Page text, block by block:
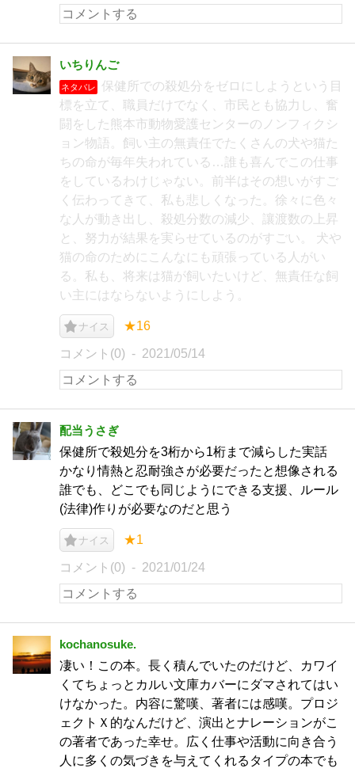
いちりんご
ネタバレ
保健所での殺処分をゼロにしようという目
標を立て、職員だけでなく、市民とも協力し、奮
闘をした熊本市動物愛護センターのノンフィクシ
ョン物語。飼い主の無責任でたくさんの犬や猫た
ちの命が毎年失われている…誰も喜んでこの仕事
をしているわけじゃない。前半はその想いがすご
く伝わってきて、私も悲しくなった。徐々に色々
な人が動き出し、殺処分数の減少、讓渡数の上昇
と、努力が結果を実らせているのがすごい。 犬や
猫の命のためにこんなにも頑張っている人がい
る。私も、将来は猫が飼いたいけど、無責任な飼
い主にはならないようにしよう。
ナイス ★16
コメント(0) 2021/05/14
配当うさぎ
保健所で殺処分を3桁から1桁まで減らした実話
かなり情熱と忍耐強さが必要だったと想像される
誰でも、どこでも同じようにできる支援、ルール
(法律)作りが必要なのだと思う
ナイス ★1
コメント(0) 2021/01/24
kochanosuke.
凄い！この本。長く積んでいたのだけど、カワイ
くてちょっとカルい文庫カバーにダマされてはい
けなかった。内容に驚嘆、著者には感嘆。プロジ
ェクトＸ的なんだけど、演出とナレーションがこ
の著者であった幸せ。広く仕事や活動に向き合う
人に多くの気づきを与えてくれるタイプの本でも